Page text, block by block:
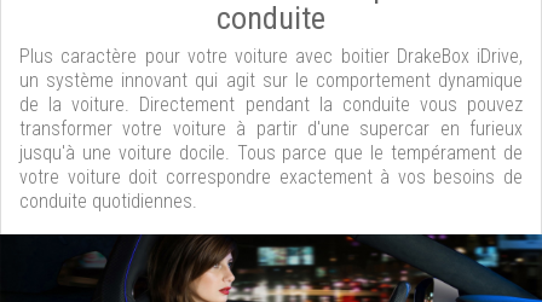
conduite
Plus caractère pour votre voiture avec boitier DrakeBox iDrive,
un système innovant qui agit sur le comportement dynamique
de la voiture. Directement pendant la conduite vous pouvez
transformer votre voiture à partir d'une supercar en furieux
jusqu'à une voiture docile. Tous parce que le tempérament de
votre voiture doit correspondre exactement à vos besoins de
conduite quotidiennes.